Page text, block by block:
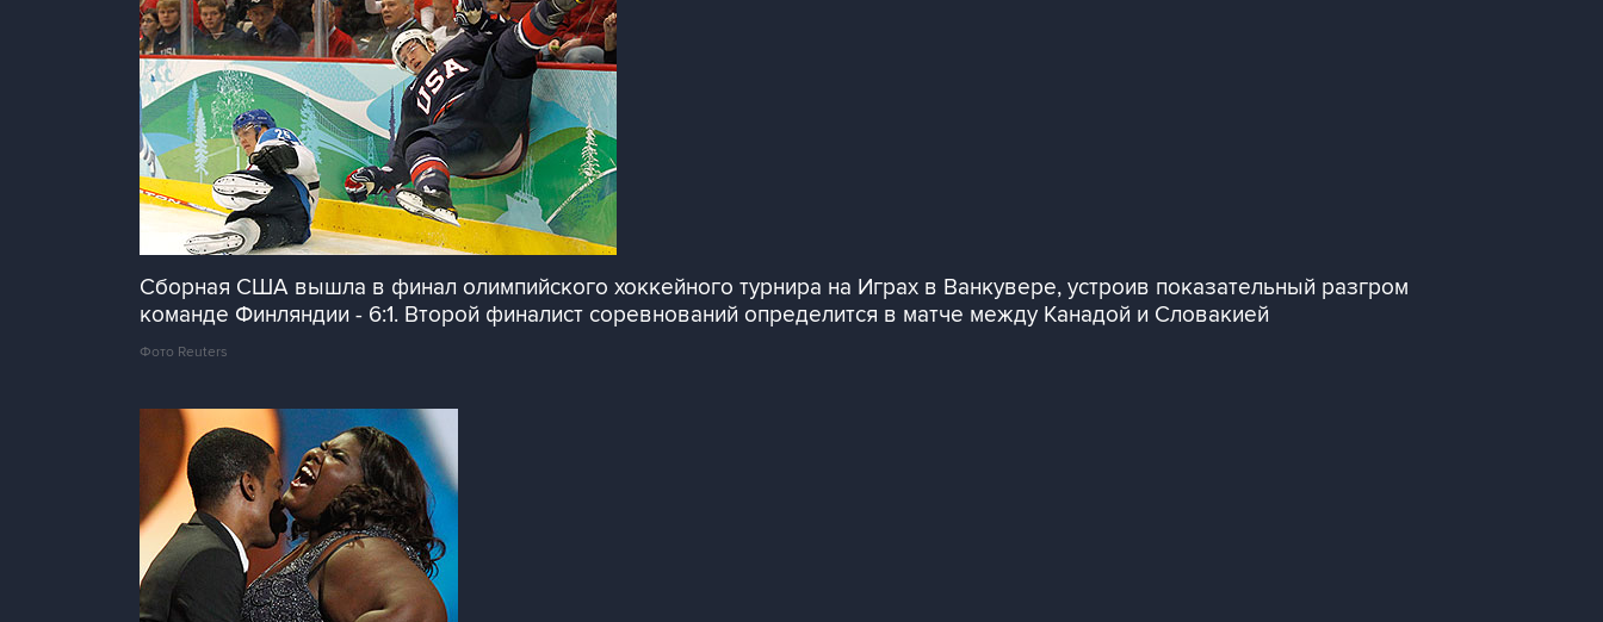
Сборная США вышла в финал олимпийского хоккейного турнира на Играх в Ванкувере, устроив показательный разгром
команде Финляндии - 6:1. Второй финалист соревнований определится в матче между Канадой и Словакией
Фото Reuters